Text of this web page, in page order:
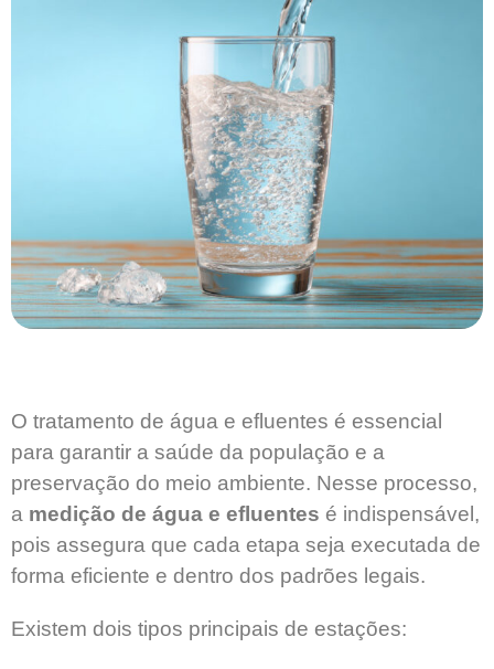
O tratamento de água e efluentes é essencial
para garantir a saúde da população e a
preservação do meio ambiente. Nesse processo,
a medição de água e efluentes é indispensável,
pois assegura que cada etapa seja executada de
forma eficiente e dentro dos padrões legais.
Existem dois tipos principais de estações: